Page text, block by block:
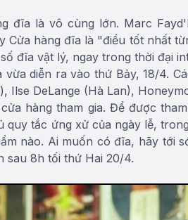
đĩa là vô cùng lớn. Marc
Cửa hàng đĩa là "điều tốt nhất
đĩa vật lý, ngay trong thời đại
vừa diễn ra vào thứ Bảy, 18/4.
Ilse DeLange (Hà Lan),
hàng tham gia. Để được
quy tắc ứng xử của ngày lễ,
nào. Ai muốn có đĩa, hãy tới
sau 8h tối thứ Hai 20/4.